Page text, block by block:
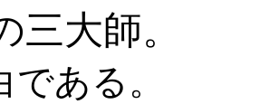
三大師。
ある。